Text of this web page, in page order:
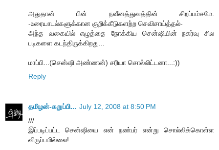
அதுதான் பின் நவீனத்துவத்தின் சிறப்பம்சமே.
-உரையாடல்களுக்கான குறிக்கீடுகளற்ற செவிசாய்த்தல்-
அந்த வகையில் எழுத்தை நோக்கிய சென்ஷியின் நகர்வு சில
படிகளை கடந்திருக்கிறது...
மாப்பி...(சென்ஷி அண்ணன்) சரியா சொல்லிட்டனா...:))
Reply
தமிழன்-கறுப்பி... July 12, 2008 at 8:50 PM
///
இப்படிப்பட்ட சென்ஷியை என் நண்பர் என்று சொல்லிக்கொள்ள
விருப்பமில்லை!